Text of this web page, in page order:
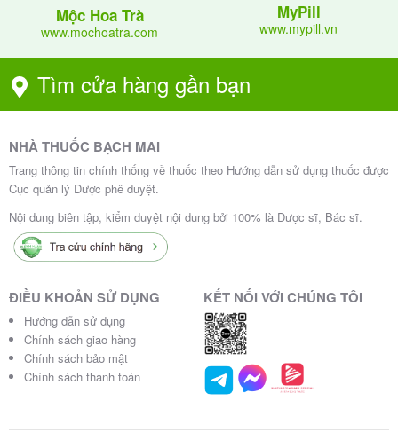
Mộc Hoa Trà
www.mochoatra.com
MyPill
www.mypill.vn
Tìm cửa hàng gần bạn
NHÀ THUỐC BẠCH MAI
Trang thông tin chính thống về thuốc theo Hướng dẫn sử dụng thuốc được
Cục quản lý Dược phê duyệt.
Nội dung biên tập, kiểm duyệt nội dung bởi 100% là Dược sĩ, Bác sĩ.
ĐIỀU KHOẢN SỬ DỤNG
Hướng dẫn sử dụng
Chính sách giao hàng
Chính sách bảo mật
Chính sách thanh toán
KẾT NỐI VỚI CHÚNG TÔI